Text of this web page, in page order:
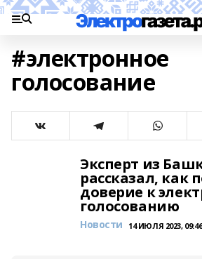
#электронное
голосование
Эксперт из
рассказал, как
доверие к
голосованию
Новости 14 ИЮЛЯ 2023, 09:46